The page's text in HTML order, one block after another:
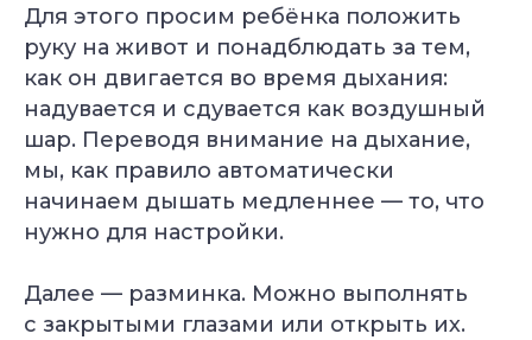
Для этого просим ребёнка положить
руку на живот и понадблюдать за тем,
как он двигается во время дыхания:
надувается и сдувается как воздушный
шар. Переводя внимание на дыхание,
мы, как правило автоматически
начинаем дышать медленнее — то, что
нужно для настройки.
Далее — разминка. Можно выполнять
с закрытыми глазами или открыть их.